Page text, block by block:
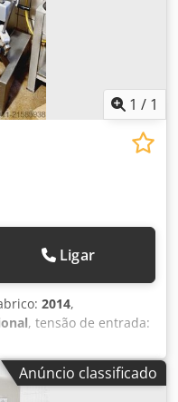
1 / 1
Ligar
2014,
, tensão de entrada:
195 kg, Misturadora /
temporizador
Anúncio classificado